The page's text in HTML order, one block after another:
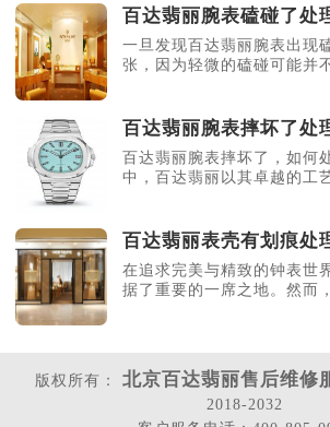
百达翡丽腕表磕碰了处
一旦发现百达翡丽腕表出现
张，因为轻微的磕碰可能并
百达翡丽腕表摔坏了处
百达翡丽腕表摔坏了，如何
中，百达翡丽以其卓越的工
百达翡丽表壳有划痕处
在追求完美与精致的钟表世
据了重要的一席之地。然而
版权所有： 北京百达翡丽售后维修
2018-2032